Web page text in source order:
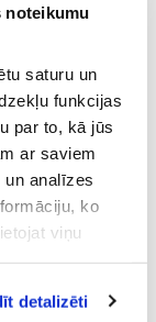
noteikumu
saturu un
funkcijas
par to, kā jūs
ar saviem
analīzes
ko
viņu
detalizēti